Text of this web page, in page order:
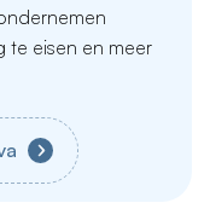
eisen en meer